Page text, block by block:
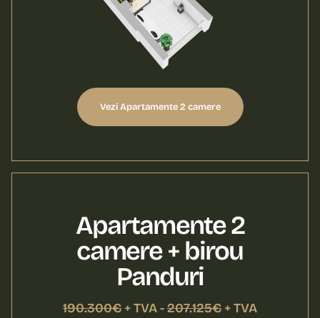
Vezi Apartamente 2 camere
Apartamente 2
camere + birou
Panduri
190.300€ + TVA -207.125€ + TVA